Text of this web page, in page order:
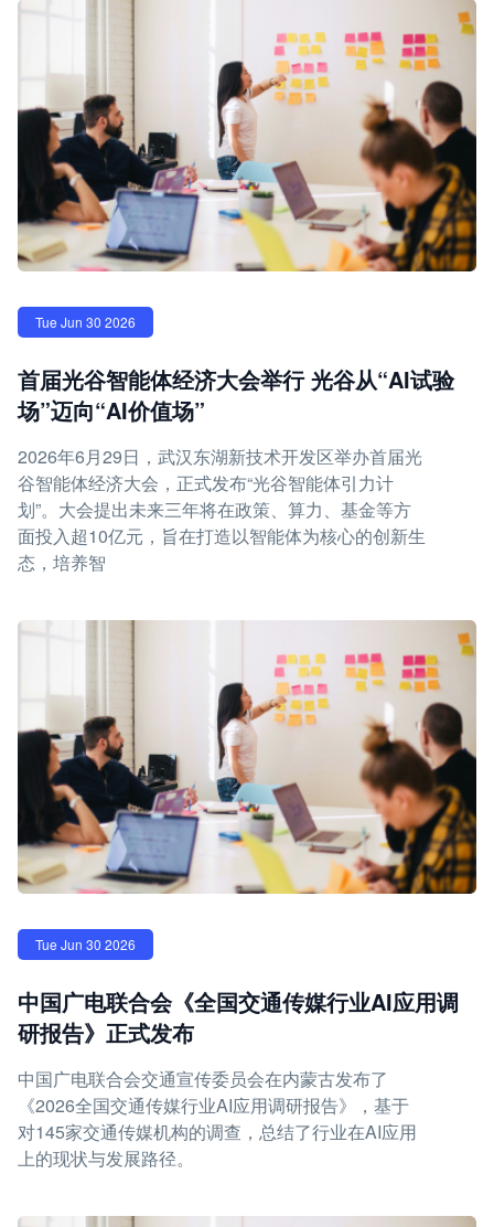
Tue Jun 30 2026
首届光谷智能体经济大会举行 光谷从“AI试验
场”迈向“AI价值场”
2026年6月29日，武汉东湖新技术开发区举办首届光
谷智能体经济大会，正式发布“光谷智能体引力计
划”。大会提出未来三年将在政策、算力、基金等方
面投入超10亿元，旨在打造以智能体为核心的创新生
态，培养智
Tue Jun 30 2026
中国广电联合会《全国交通传媒行业AI应用调
研报告》正式发布
中国广电联合会交通宣传委员会在内蒙古发布了
《2026全国交通传媒行业AI应用调研报告》，基于
对145家交通传媒机构的调查，总结了行业在AI应用
上的现状与发展路径。